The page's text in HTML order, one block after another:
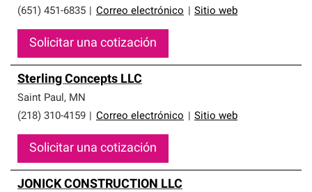
(651) 451-6835
Correo electrónico Sitio web
Solicitar una cotización
Sterling Concepts LLC
Saint Paul, MN
(218) 310-4159
Correo electrónico Sitio web
Solicitar una cotización
JONICK CONSTRUCTION LLC